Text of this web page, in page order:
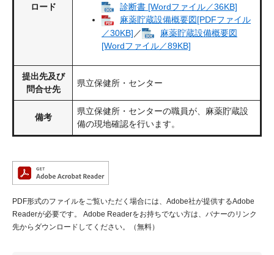
ロード
診断書 [Wordファイル／36KB]
麻薬貯蔵設備概要図[PDFファイル
／30KB] ／
麻薬貯蔵設備概要図​
[Wordファイル／89KB]
提出先及び
問合せ先
県立保健所・センター
備考
県立保健所・センターの職員が、麻薬貯蔵設
備の現地確認を行います。
PDF形式のファイルをご覧いただく場合には、Adobe社が提供するAdobe
Readerが必要です。
Adobe Readerをお持ちでない方は、バナーのリンク
先からダウンロードしてください。（無料）